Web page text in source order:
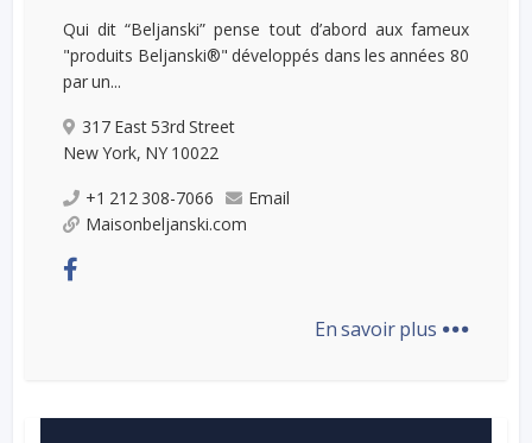
Qui dit “Beljanski” pense tout d’abord aux fameux
"produits Beljanski®" développés dans les années 80
par un...
317 East 53rd Street
New York, NY 10022
+1 212 308-7066
Email
Maisonbeljanski.com
En savoir plus ...